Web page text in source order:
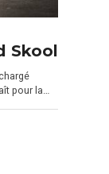
Skool
pour la…